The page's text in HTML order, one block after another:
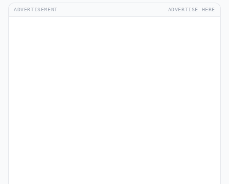
ADVERTISEMENT ADVERTISE HERE